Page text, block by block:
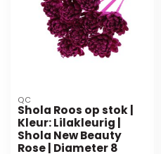
QC
Shola Roos op stok |
Kleur: Lilakleurig |
Shola New Beauty
Rose | Diameter 8